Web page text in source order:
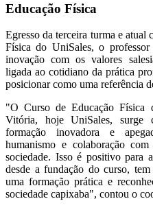
Educação Física
Egresso da terceira turma e atual
Física do UniSales, o
inovação com os valores
ligada ao cotidiano da prática
posicionar como uma referência
"O Curso de Educação Física
Vitória, hoje UniSales, surge
formação inovadora e
humanismo e colaboração
sociedade. Isso é positivo para
desde a fundação do curso,
uma formação prática e
sociedade capixaba", contou o